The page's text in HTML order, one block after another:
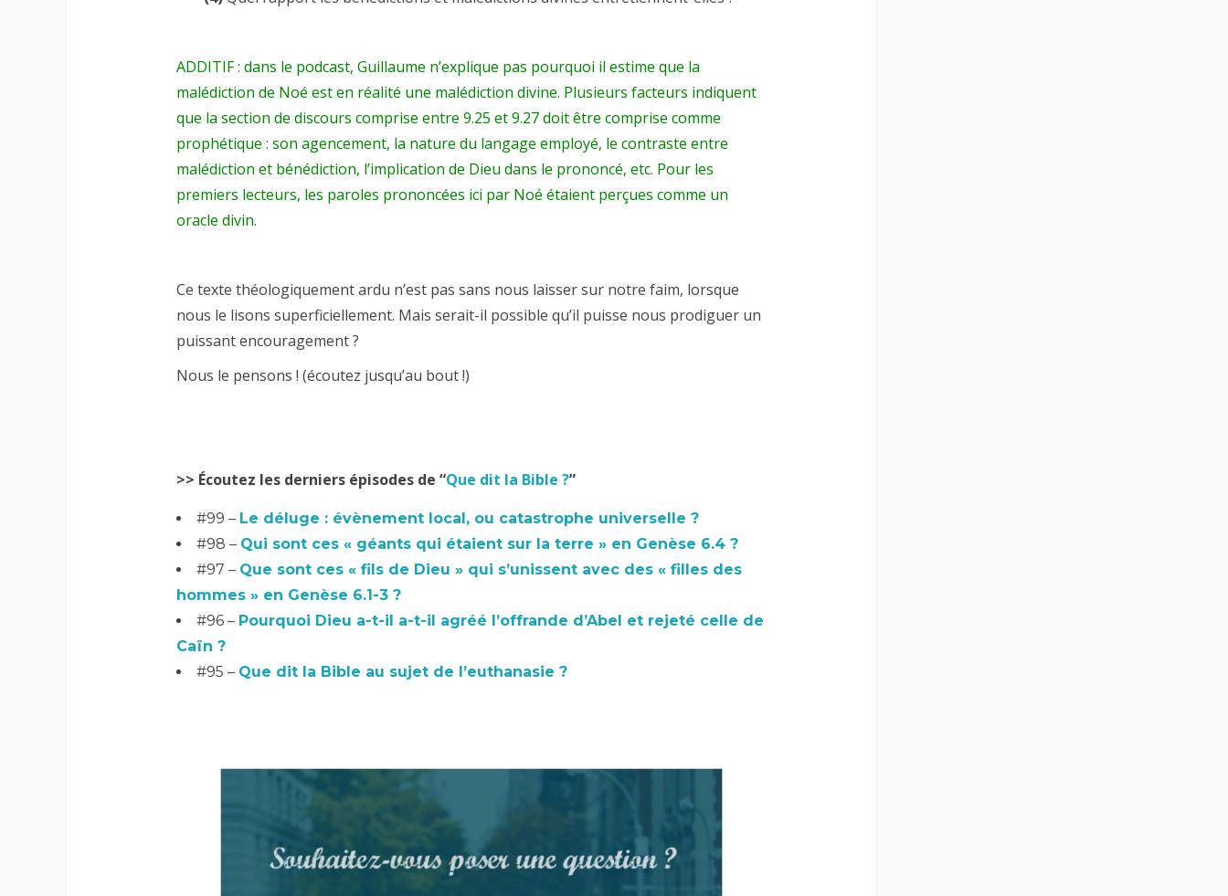
ADDITIF : dans le podcast, Guillaume n’explique pas pourquoi il estime que la
malédiction de Noé est en réalité une malédiction divine. Plusieurs facteurs indiquent
que la section de discours comprise entre 9.25 et 9.27 doit être comprise comme
prophétique : son agencement, la nature du langage employé, le contraste entre
malédiction et bénédiction, l’implication de Dieu dans le prononcé, etc. Pour les
premiers lecteurs, les paroles prononcées ici par Noé étaient perçues comme un
oracle divin.
Ce texte théologiquement ardu n’est pas sans nous laisser sur notre faim, lorsque
nous le lisons superficiellement. Mais serait-il possible qu’il puisse nous prodiguer un
puissant encouragement ?
Nous le pensons ! (écoutez jusqu’au bout !)
>> Écoutez les derniers épisodes de “Que dit la Bible ?”
#99 – Le déluge : évènement local, ou catastrophe universelle ?
#98 – Qui sont ces « géants qui étaient sur la terre » en Genèse 6.4 ?
#97 – Que sont ces « fils de Dieu » qui s’unissent avec des « filles des
hommes » en Genèse 6.1-3 ?
#96 – Pourquoi Dieu a-t-il a-t-il agréé l’offrande d’Abel et rejeté celle de
Caïn ?
#95 – Que dit la Bible au sujet de l’euthanasie ?